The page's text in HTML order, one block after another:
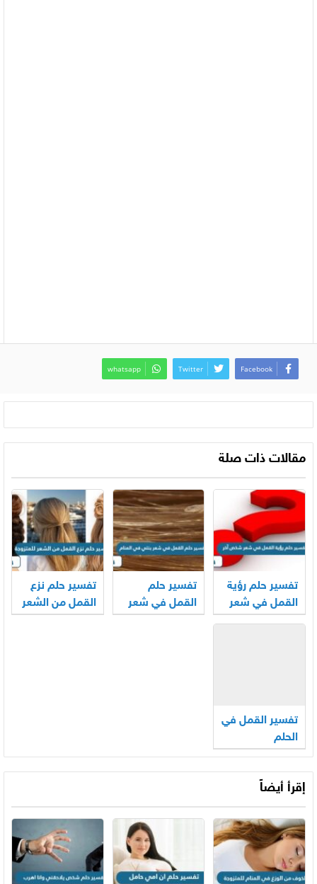
Facebook
Twitter
whatsapp
مقالات ذات صلة
تفسير حلم رؤية
القمل في شعر
شخص آخر
تفسير حلم
القمل في شعر
تفسير حلم نزع
القمل من الشعر
تفسير القمل في
الحلم
إقرأ أيضاً